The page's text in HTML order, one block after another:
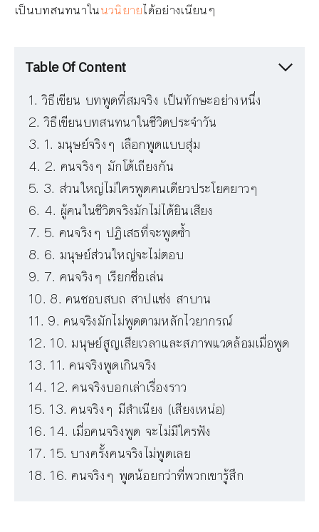
เป็นบทสนทนาในนวนิยายได้อย่างเนียนๆ
Table Of Content
วิธีเขียน บทพูดที่สมจริง เป็นทักษะอย่างหนึ่ง
วิธีเขียนบทสนทนาในชีวิตประจำวัน
1. มนุษย์จริงๆ เลือกพูดแบบสุ่ม
2. คนจริงๆ มักโต้เถียงกัน
3. ส่วนใหญ่ไม่ใครพูดคนเดียวประโยคยาวๆ
4. ผู้คนในชีวิตจริงมักไม่ได้ยินเสียง
5. คนจริงๆ ปฏิเสธที่จะพูดซ้ำ
6. มนุษย์ส่วนใหญ่จะไม่ตอบ
7. คนจริงๆ เรียกชื่อเล่น
8. คนชอบสบถ สาปแช่ง สาบาน
9. คนจริงมักไม่พูดตามหลักไวยากรณ์
10. มนุษย์สูญเสียเวลาและสภาพแวดล้อมเมื่อพูด
11. คนจริงพูดเกินจริง
12. คนจริงบอกเล่าเรื่องราว
13. คนจริงๆ มีสำเนียง (เสียงเหน่อ)
14. เมื่อคนจริงพูด จะไม่มีใครฟัง
15. บางครั้งคนจริงไม่พูดเลย
16. คนจริงๆ พูดน้อยกว่าที่พวกเขารู้สึก